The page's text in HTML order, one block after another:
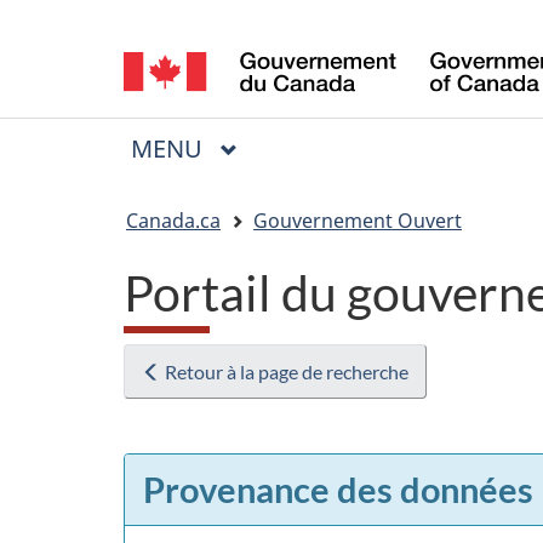
de
la
langue
Menu
MENU PRINCIPAL
Canada.ca Gouvernement Ouvert
Portail du
Retour à la page de recherche
Provenance des données